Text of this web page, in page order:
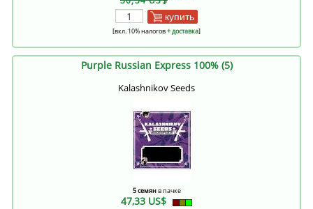
купить
[вкл. 10% налогов+ доставка]
Purple Russian Express 100% (5)
Kalashnikov Seeds
5 семянв пачке
47,33 US$